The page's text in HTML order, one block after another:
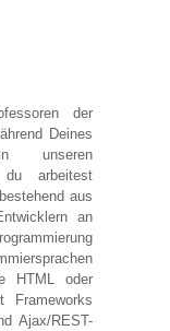
der
Deines
unseren
arbeitest
aus
an
HTML oder
Ajax/REST-